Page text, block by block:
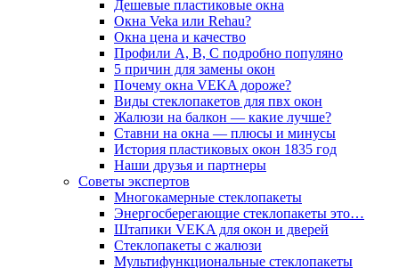
Дешевые пластиковые окна
Окна Veka или Rehau?
Окна цена и качество
Профили А, В, С подробно популяно
5 причин для замены окон
Почему окна VEKA дороже?
Виды стеклопакетов для пвх окон
Жалюзи на балкон — какие лучше?
Ставни на окна — плюсы и минусы
История пластиковых окон 1835 год
Наши друзья и партнеры
Советы экспертов
Многокамерные стеклопакеты
Энергосберегающие стеклопакеты это…
Штапики VEKA для окон и дверей
Стеклопакеты с жалюзи
Мультифункциональные стеклопакеты